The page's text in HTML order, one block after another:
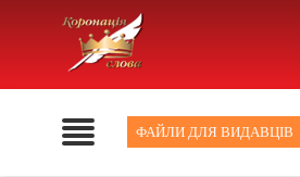
ФАЙЛИ ДЛЯ ВИДАВЦІВ